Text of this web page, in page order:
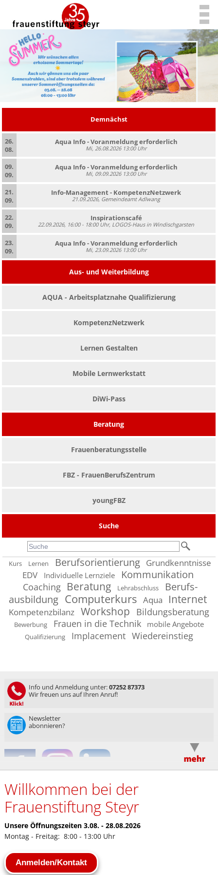
Demnächst
26.
08.
Aqua Info - Voranmeldung erforderlich
Mi, 26.08.2026 13:00 Uhr
09.
09.
Aqua Info - Voranmeldung erforderlich
Mi, 09.09.2026 13:00 Uhr
21.
09.
Info-Management - KompetenzNetzwerk
21.09.2026, Gemeindeamt Adlwang
22.
09.
Inspirationscafé
22.09.2026, 16:00 - 18:00 Uhr, LOGOS-Haus in Windischgarsten
23.
09.
Aqua Info - Voranmeldung erforderlich
Mi, 23.09.2026 13:00 Uhr
Aus- und Weiterbildung
AQUA - Arbeitsplatznahe Qualifizierung
KompetenzNetzwerk
Lernen Gestalten
Mobile Lernwerkstatt
DiWi-Pass
Beratung
Frauenberatungsstelle
FBZ - FrauenBerufsZentrum
youngFBZ
Suche
Kurs Lernen Berufs­orientierung Grund­kenntnisse
EDV
Individuelle Lernziele Kommunikation
Coaching Beratung Lehr­abschluss
Berufs­
ausbildung Computer­kurs Aqua Internet
Kompetenz­bilanz Workshop Bildungs­beratung
Bewerbung Frauen in die Technik mobile Angebote
Qualifizierung Implacement Wiedereinstieg
Info und Anmeldung unter:07252 87373
Wir freuen uns auf Ihren Anruf!
Newsletter
abonnieren?
Willkommen bei der
Frauenstiftung Steyr
Unsere Öffnungszeiten 3.08. - 28.08.2026
Montag - Freitag: 8:00 - 13:00 Uhr
Anmelden/Kontakt